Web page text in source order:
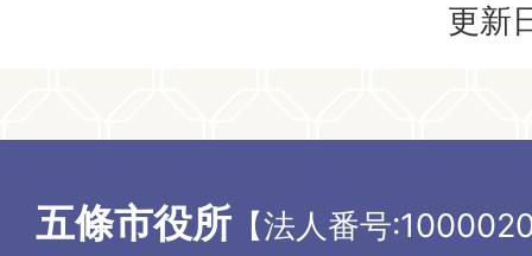
更新
五條市役所 【法人番号